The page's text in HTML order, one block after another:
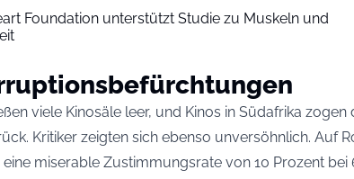
Foundation unterstützt Studie zu Muskeln und
viele Kinosäle leer, und Kinos in Südafrika zogen
Kritiker zeigten sich ebenso unversöhnlich. Auf
miserable Zustimmungsrate von 10 Prozent bei